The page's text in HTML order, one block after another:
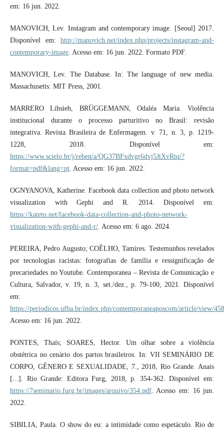
em: 16 jun. 2022.
MANOVICH, Lev. Instagram and contemporary image. [Seoul] 2017.
Disponível em:http://manovich.net/index.php/projects/instagram-and-
contemporary-image. Acesso em: 16 jun. 2022. Formato PDF.
MANOVICH, Lev. The Database. In: The language of new media.
Massachusetts: MIT Press, 2001.
MARRERO Lihsieh, BRÜGGEMANN, Odaléa Maria. Violência
institucional durante o processo parturitivo no Brasil: revisão
integrativa. Revista Brasileira de Enfermagem. v. 71, n. 3, p. 1219-
1228, 2018. Disponível em:
https://www.scielo.br/j/reben/a/QG37BFxdvgr6dvj5JtXvRtq/?
format=pdf&lang=pt. Acesso em: 16 jun. 2022.
OGNYANOVA, Katherine. Facebook data collection and photo network
visualization with Gephi and R. 2014. Disponível em:
https://kateto.net/facebook-data-collection-and-photo-network-
visualization-with-gephi-and-r/. Acesso em: 6 ago. 2024.
PEREIRA, Pedro Augusto; COÊLHO, Tamires. Testemunhos revelados
por tecnologias racistas: fotografias de família e ressignificação de
precariedades no Youtube. Contemporanea – Revista de Comunicação e
Cultura, Salvador, v. 19, n. 3, set./dez., p. 79-100, 2021. Disponível
em:
https://periodicos.ufba.br/index.php/contemporaneaposcom/article/view/
Acesso em: 16 jun. 2022.
PONTES, Thaís; SOARES, Hector. Um olhar sobre a violência
obstétrica no cenário dos partos brasileiros. In: VII SEMINÁRIO DE
CORPO, GÊNERO E SEXUALIDADE, 7., 2018, Rio Grande. Anais
[...]. Rio Grande: Editora Furg, 2018, p. 354-362. Disponível em:
https://7seminario.furg.br/images/arquivo/354.pdf. Acesso em: 16 jun.
2022.
SIBILIA, Paula. O show do eu: a intimidade como espetáculo. Rio de